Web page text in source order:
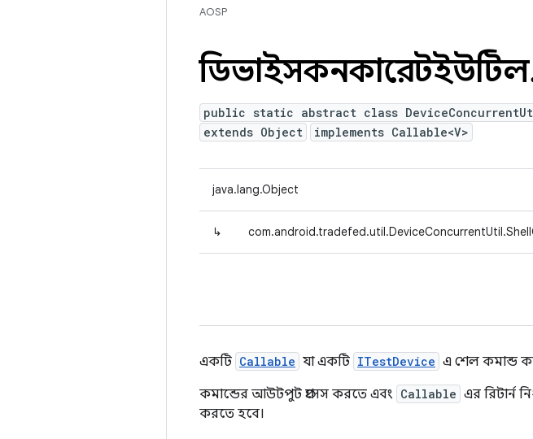
AOSP
ডিভাইসকনকারেন্টইউটিল
public static abstract class
extends Object
implements Callable<V>
java.lang.Object
↳
একটি Callable যা একটি ITestDevice এ শেল কমান্ড
কমান্ডের আউটপুট প্রসেস করতে এবং Callable এর রিটার্ন
করতে হবে।